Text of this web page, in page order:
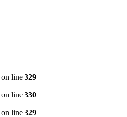
on line 329
on line 330
on line 329